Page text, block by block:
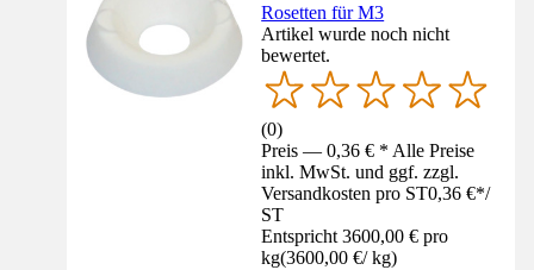
Rosetten für M3
Artikel wurde noch nicht
bewertet.
(0)
Preis — 0,36 € * Alle Preise
inkl. MwSt. und ggf. zzgl.
Versandkosten pro ST0,36 €*/
ST
Entspricht 3600,00 € pro
kg(3600,00 €/ kg)